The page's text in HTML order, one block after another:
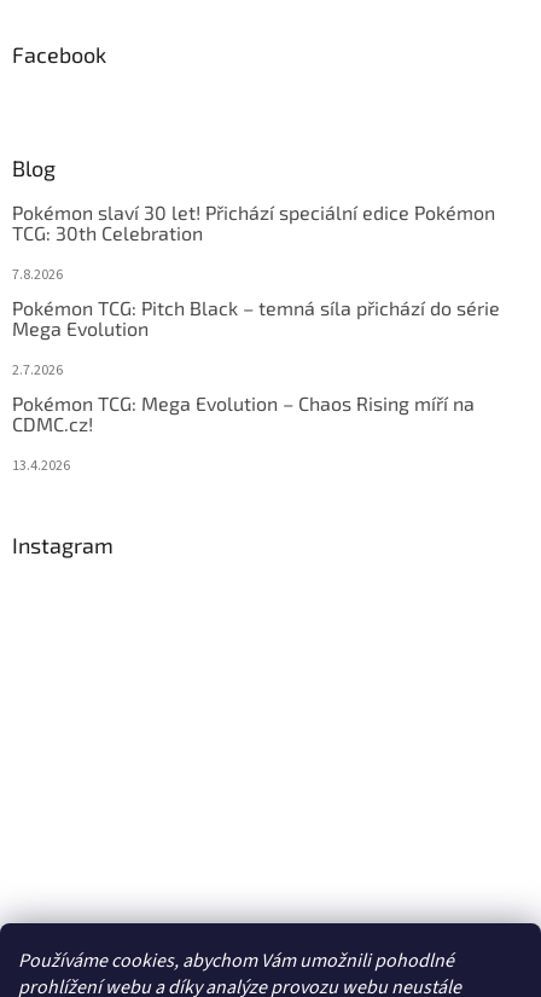
Používáme cookies, abychom Vám umožnili pohodlné
prohlížení webu a díky analýze provozu webu neustále
Facebook
Blog
Pokémon slaví 30 let! Přichází speciální edice Pokémon
TCG: 30th Celebration
7.8.2026
Pokémon TCG: Pitch Black – temná síla přichází do série
Mega Evolution
2.7.2026
Pokémon TCG: Mega Evolution – Chaos Rising míří na
CDMC.cz!
13.4.2026
Instagram
Sledovat na Instagramu